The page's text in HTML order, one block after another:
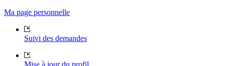
Ma page personnelle
Suivi des demandes
Mise à jour du profil